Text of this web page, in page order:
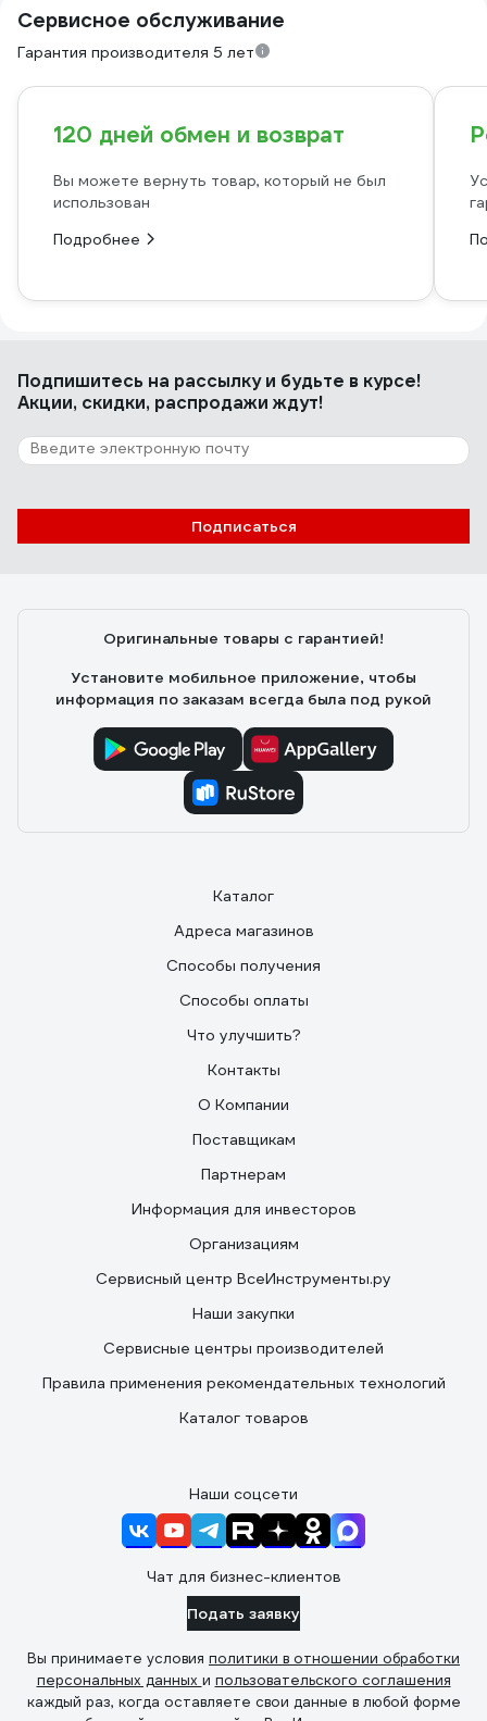
Сервисное обслуживание
Гарантия производителя 5 лет
120 дней обмен и возврат
Вы можете вернуть товар, который не был
использован
Подробнее
Подпишитесь на рассылкуи будьте в курсе!
Акции, скидки, распродажи ждут!
Подписаться
Оригинальные товары с гарантией!
Установите мобильное приложение, чтобы
информация по заказам всегда была под рукой
Каталог
Адреса магазинов
Способы получения
Способы оплаты
Что улучшить?
Контакты
О Компании
Поставщикам
Партнерам
Информация для инвесторов
Организациям
Сервисный центр ВсеИнструменты.ру
Наши закупки
Сервисные центры производителей
Правила применения рекомендательных технологий
Каталог товаров
Наши соцсети
Чат для бизнес-клиентов
Подать заявку
Вы принимаете условия политики в отношении обработки
персональных данных и пользовательского соглашения
каждый раз, когда оставляете свои данные в любой форме